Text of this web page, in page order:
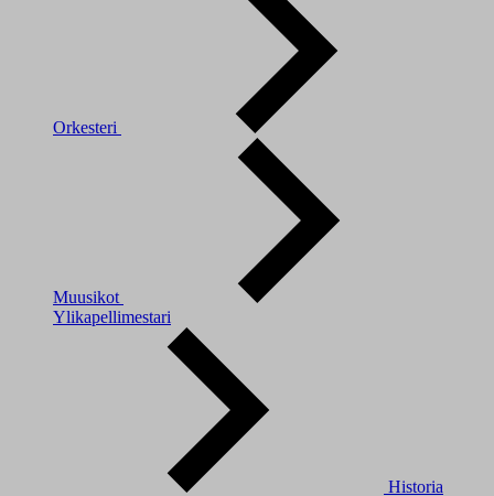
Orkesteri
Muusikot
Ylikapellimestari
Historia